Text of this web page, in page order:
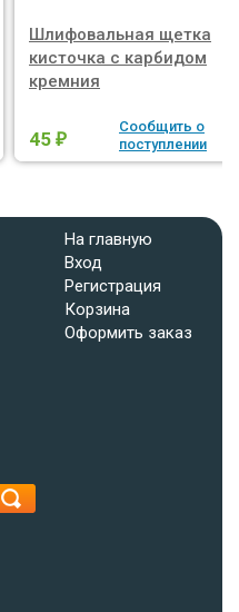
Шлифовальная щетка
кисточка с карбидом
кремния
45 ₽
Сообщить о
поступлении
На главную
Вход
Регистрация
Корзина
Оформить заказ